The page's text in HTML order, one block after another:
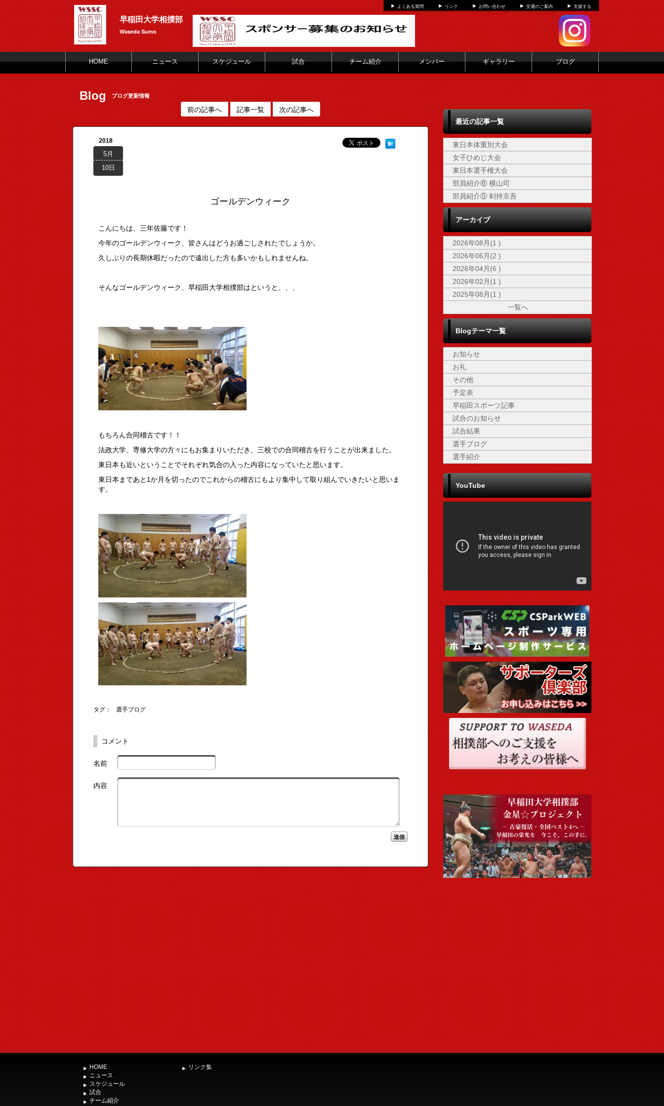
よくある質問 リンク お問い合わせ 交通のご案内 支援する
早稲田大学相撲部
Waseda Sumo
HOME ニュース スケジュール 試合 チーム紹介 メンバー ギャラリー ブログ
Blog ブログ更新情報
前の記事へ 記事一覧 次の記事へ
2018
5月
10日
ゴールデンウィーク
こんにちは、三年佐藤です！
今年のゴールデンウィーク、皆さんはどうお過ごしされたでしょうか。
久しぶりの長期休暇だったので遠出した方も多いかもしれませんね。
そんなゴールデンウィーク、早稲田大学相撲部はというと、、、
もちろん合同稽古です！！
法政大学、専修大学の方々にもお集まりいただき、三校での合同稽古を行うことが出来ました。
東日本も近いということでそれぞれ気合の入った内容になっていたと思います。
東日本まであと1か月を切ったのでこれからの稽古にもより集中して取り組んでいきたいと思いま
す。
タグ： 選手ブログ
コメント
名前
内容
最近の記事一覧
東日本体重別大会
女子ひめじ大会
東日本選手権大会
部員紹介⑥ 横山司
部員紹介⑤ 剣持京吾
アーカイブ
2026年08月(1 )
2026年06月(2 )
2026年04月(6 )
2026年02月(1 )
2025年08月(1 )
一覧へ
Blogテーマ一覧
お知らせ
お礼
その他
予定表
早稲田スポーツ記事
試合のお知らせ
試合結果
選手ブログ
選手紹介
YouTube
HOME
ニュース
スケジュール
試合
チーム紹介
リンク集